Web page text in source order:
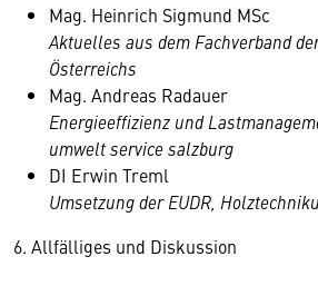
Mag. Heinrich Sigmund MSc
Aktuelles aus dem Fachverband
Österreichs
Mag. Andreas Radauer
Energieeffizienz und
umwelt service salzburg
DI Erwin Treml
Umsetzung der EUDR,
6. Allfälliges und Diskussion